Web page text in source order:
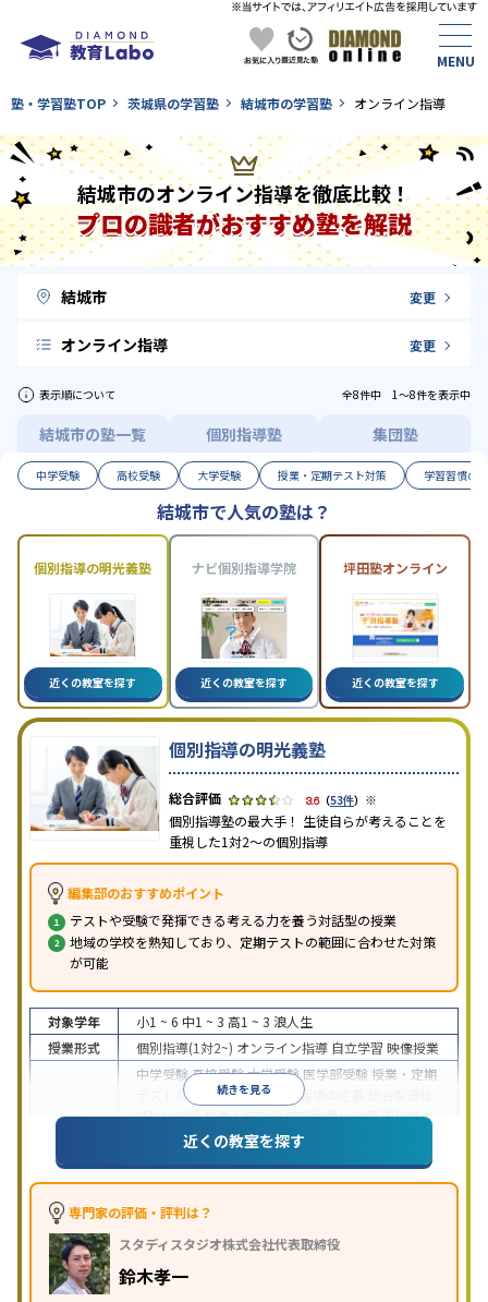
塾・学習塾TOP 茨城県の学習塾 結城市の学習塾 オンライン指導
結城市のオンライン指導を徹底比較！
プロの識者がおすすめ塾を解説
結城市 変更
オンライン指導 変更
表示順について 全8件中 1〜8件を表示中
結城市の塾一覧 個別指導塾 集団塾
中学受験 高校受験 大学受験 授業・定期テスト対策 学習習慣の
結城市で人気の塾は？
個別指導の明光義塾
近くの教室を探す
ナビ個別指導学院
近くの教室を探す
坪田塾オンライン
近くの教室を探す
個別指導の明光義塾
3.6（53件） ※
個別指導塾の最大手！ 生徒自らが考えることを
重視した1対2〜の個別指導
編集部のおすすめポイント
テストや受験で発揮できる考える力を養う対話型の授業
地域の学校を熟知しており、定期テストの範囲に合わせた対策
が可能
続きを見る
対象学年 小1 ~ 6 中1 ~ 3 高1 ~ 3 浪人生
授業形式
個別指導(1対2~) オンライン指導 自立学習 映像授業
中学受験高校受験大学受験 医学部受験 授業・定期
テスト対策
内申点対策 学習習慣の定着
(旧AO)対策推薦入試対策学校別特化対策国公立大
私大対策共通テスト対策
英語・英会話特化
対策その他科目別特化対策
特徴
中高一貫校生に対応
の振替可能
を利用オンライン対応1科目から受講可能
習のみの受講可
り
近くの教室を探す
専門家の評価・評判は？
スタディスタジオ株式会社代表取締役
鈴木孝一